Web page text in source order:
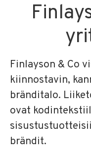
Finlayson & Co
kiinnostavin,
bränditalo.
ovat
brändit.